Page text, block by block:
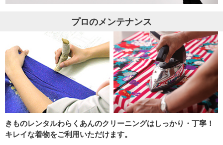
プロのメンテナンス
きものレンタルわらくあんのクリーニングはしっかり・丁寧！
キレイな着物をご利用いただけます。